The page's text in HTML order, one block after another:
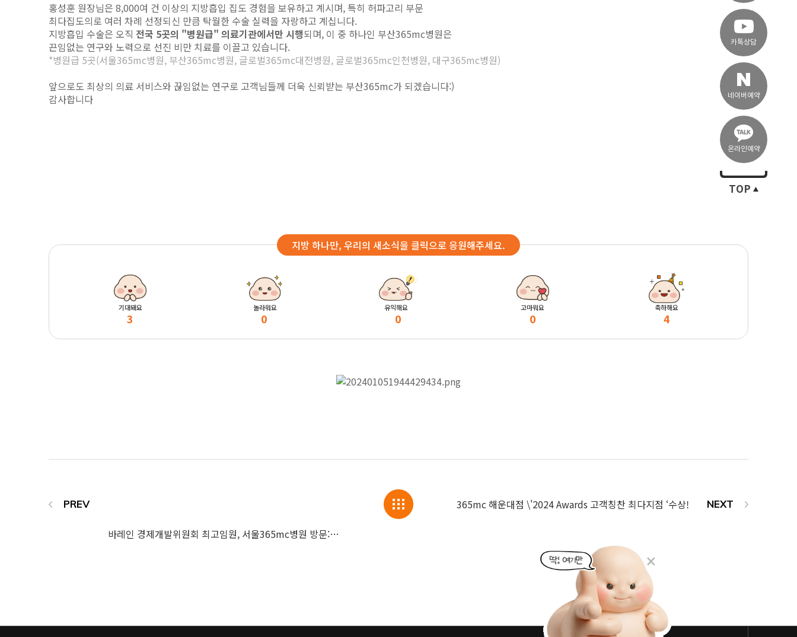
홍성훈 원장님은 8,000여 건 이상의 지방흡입 집도 경험을 보유하고 계시며, 특히 허파고리 부문
최다집도의로 여러 차례 선정되신 만큼 탁월한 수술 실력을 자랑하고 계십니다.
지방흡입 수술은 오직 전국 5곳의 "병원급" 의료기관에서만 시행되며, 이 중 하나인 부산365mc병원은
끈임없는 연구와 노력으로 선진 비만 치료를 이끌고 있습니다.
*병원급 5곳(서울365mc병원, 부산365mc병원, 글로벌365mc대전병원, 글로벌365mc인천병원, 대구365mc병원)
앞으로도 최상의 의료 서비스와 끊임없는 연구로 고객님들께 더욱 신뢰받는 부산365mc가 되겠습니다:)
감사합니다
지방 하나만, 우리의 새소식을 클릭으로 응원해주세요.
기대돼요
3
놀라워요
0
유익해요
0
고마워요
0
축하해요
4
바레인 경제개발위원회 최고임원, 서울365mc병원 방문: 중동 진출 사전 협의🏆365mc, 글로벌 의료 혁신의 선두주자🏆
365mc 해운대점 \'2024 Awards 고객칭찬 최다지점 ‘수상!
카톡상담
네이버예약
온라인예약
TOP